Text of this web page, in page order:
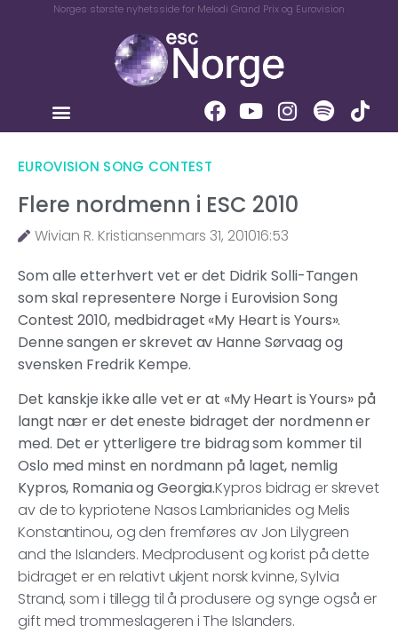
Norges største nyhetsside for Melodi Grand Prix og Eurovision
EUROVISION SONG CONTEST
Flere nordmenn i ESC 2010
Wivian R. Kristiansenmars 31, 201016:53
Som alle etterhvert vet er det Didrik Solli-Tangen
som skal representere Norge i Eurovision Song
Contest 2010, medbidraget «My Heart is Yours».
Denne sangen er skrevet av Hanne Sørvaag og
svensken Fredrik Kempe.
Det kanskje ikke alle vet er at «My Heart is Yours» på
langt nær er det eneste bidraget der nordmenn er
med. Det er ytterligere tre bidrag som kommer til
Oslo med minst en nordmann på laget, nemlig
Kypros, Romania og Georgia.Kypros bidrag er skrevet
av de to kypriotene Nasos Lambrianides og Melis
Konstantinou, og den fremføres av Jon Lilygreen
and the Islanders. Medprodusent og korist på dette
bidraget er en relativt ukjent norsk kvinne, Sylvia
Strand, som i tillegg til å produsere og synge også er
gift med trommeslageren i The Islanders.